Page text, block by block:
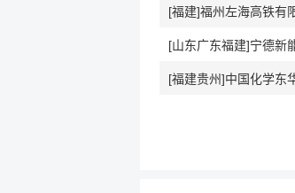
[福建]福州左海高铁有
[山东广东福建]宁德新